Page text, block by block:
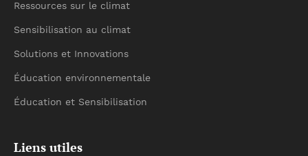
Ressources sur le climat
Sensibilisation au climat
Solutions et Innovations
Éducation environnementale
Éducation et Sensibilisation
Liens utiles